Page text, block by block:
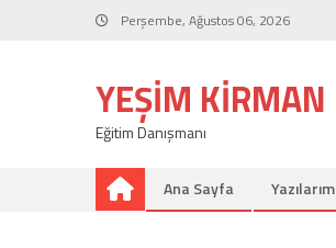
Perşembe, Ağustos 06, 2026
YEŞIM KIRMAN
Eğitim Danışmanı
Ana Sayfa Yazılarım